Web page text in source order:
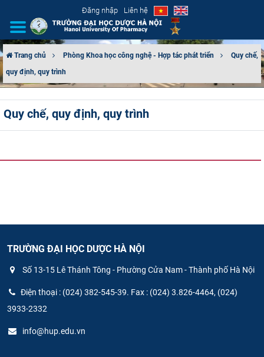
Đăng nhập Liên hệ
GIỚI THIỆU
CƠ CẤU TỔ CHỨC
TUYỂN SINH
ĐÀO TẠO
KHOA HỌC CÔNG NGHỆ
HTQT
Trang chủ Phòng Khoa học công nghệ - Hợp tác phát triển
Quy chế,
quy định, quy trình
Quy chế, quy định, quy trình
TRƯỜNG ĐẠI HỌC DƯỢC HÀ NỘI
Số 13-15 Lê Thánh Tông - Phường Cửa Nam - Thành phố Hà Nội
Điện thoại : (024) 382-545-39. Fax : (024) 3.826-4464, (024)
3933-2332
info@hup.edu.vn